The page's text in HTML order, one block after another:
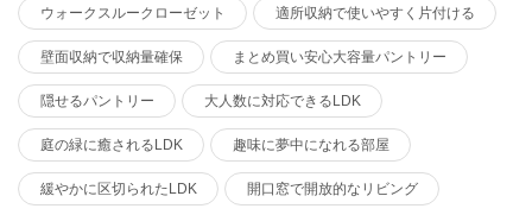
ウォークスルークローゼット 適所収納で使いやすく片付ける
壁面収納で収納量確保 まとめ買い安心大容量パントリー
隠せるパントリー 大人数に対応できるLDK
庭の緑に癒されるLDK 趣味に夢中になれる部屋
緩やかに区切られたLDK 開口窓で開放的なリビング